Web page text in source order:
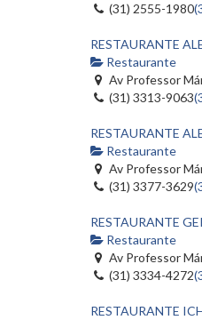
(31) 2555-1980
RESTAURANTE
Restaurante
Av Professor
(31) 3313-9063
RESTAURANTE
Restaurante
Av Professor
(31) 3377-3629
RESTAURANTE
Restaurante
Av Professor
(31) 3334-4272
RESTAURANTE